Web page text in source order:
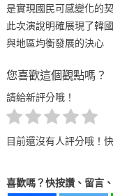
是實現國民可感變化的
此次演說明確展現了韓
與地區均衡發展的決心
您喜歡這個觀點嗎？
請給新評分哦！
目前還沒有人評分哦！
喜歡嗎？快按讚、留言